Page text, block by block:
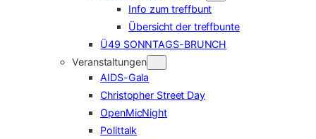
Info zum treffbunt
Übersicht der treffbunte
Ü49 SONNTAGS-BRUNCH
Veranstaltungen
AIDS-Gala
Christopher Street Day
OpenMicNight
Polittalk